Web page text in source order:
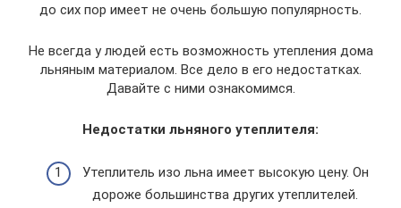
до сих пор имеет не очень большую популярность.
Не всегда у людей есть возможность утепления дома
льняным материалом. Все дело в его недостатках.
Давайте с ними ознакомимся.
Недостатки льняного утеплителя:
Утеплитель изо льна имеет высокую цену. Он
дороже большинства других утеплителей.